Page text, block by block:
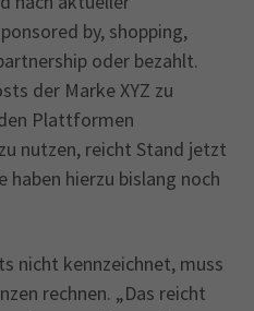
by, shopping,
oder bezahlt.
der Marke XYZ zu
Plattformen
nutzen, reicht Stand jetzt
haben hierzu bislang noch
nicht kennzeichnet, muss
rechnen. „Das reicht